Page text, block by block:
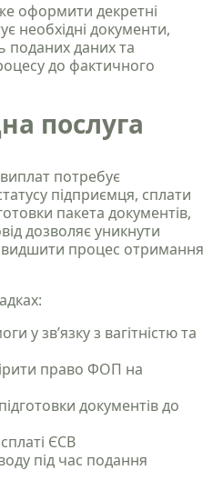
оформити декретні
необхідні документи,
поданих даних та
до фактичного
послуга
потребує
підприємця, сплати
пакета документів,
дозволяє уникнути
процес отримання
у зв’язку з вагітністю та
право ФОП на
документів до
ЄСВ
під час подання